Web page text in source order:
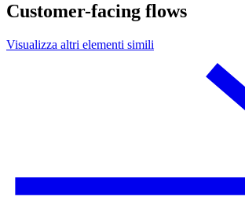
Customer-facing flows
Visualizza altri elementi simili